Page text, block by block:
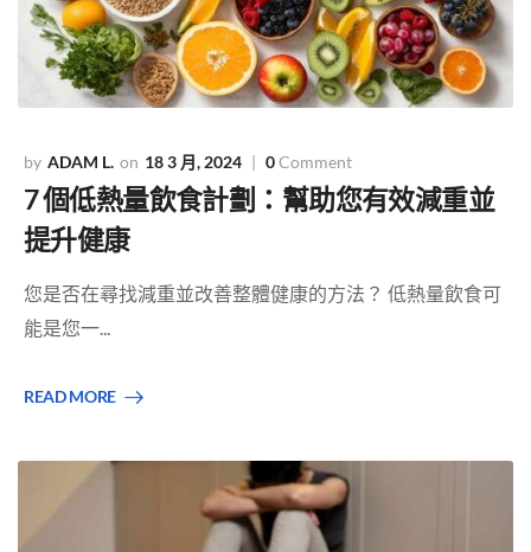
ADAM L. 18 3 月, 2024 0Comment
7 個低熱量飲食計劃：幫助您有效減重並
提升健康
您是否在尋找減重並改善整體健康的方法？ 低熱量飲食可
能是您一...
READ MORE